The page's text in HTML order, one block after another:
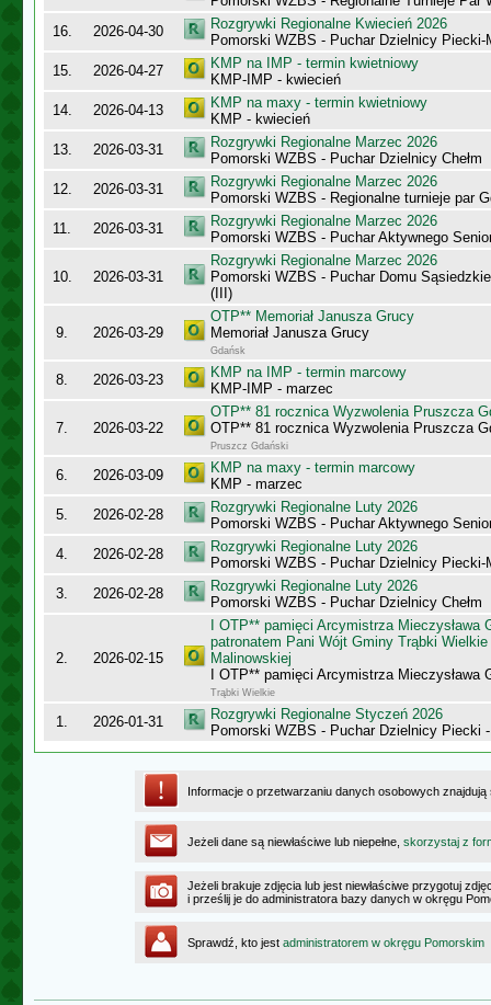
16.
2026-04-30
Rozgrywki Regionalne Kwiecień 2026
Pomorski WZBS - Puchar Dzielnicy Piecki-
15.
2026-04-27
KMP na IMP - termin kwietniowy
KMP-IMP - kwiecień
14.
2026-04-13
KMP na maxy - termin kwietniowy
KMP - kwiecień
13.
2026-03-31
Rozgrywki Regionalne Marzec 2026
Pomorski WZBS - Puchar Dzielnicy Chełm
12.
2026-03-31
Rozgrywki Regionalne Marzec 2026
Pomorski WZBS - Regionalne turnieje par
11.
2026-03-31
Rozgrywki Regionalne Marzec 2026
Pomorski WZBS - Puchar Aktywnego
10. 2026-03-31
Rozgrywki Regionalne Marzec 2026
Pomorski WZBS - Puchar Domu
(III)
9. 2026-03-29
OTP** Memoriał Janusza Grucy
Memoriał Janusza Grucy
Gdańsk
8. 2026-03-23
KMP na IMP - termin marcowy
KMP-IMP - marzec
7. 2026-03-22
OTP** 81 rocznica Wyzwolenia Pruszcza
OTP** 81 rocznica Wyzwolenia Pruszcza
Pruszcz Gdański
6. 2026-03-09
KMP na maxy - termin marcowy
KMP - marzec
5.
2026-02-28
Rozgrywki Regionalne Luty 2026
Pomorski WZBS - Puchar Aktywnego
4.
2026-02-28
Rozgrywki Regionalne Luty 2026
Pomorski WZBS - Puchar Dzielnicy Piecki-
3.
2026-02-28
Rozgrywki Regionalne Luty 2026
Pomorski WZBS - Puchar Dzielnicy Chełm
2. 2026-02-15
I OTP** pamięci Arcymistrza Mieczysława
patronatem Pani Wójt Gminy Trąbki
Malinowskiej
I OTP** pamięci Arcymistrza Mieczysława
Trąbki Wielkie
1. 2026-01-31
Rozgrywki Regionalne Styczeń 2026
Pomorski WZBS - Puchar Dzielnicy Piecki
Informacje o przetwarzaniu danych osobowych
Jeżeli dane są niewłaściwe lub niepełne, skorzystaj z
Jeżeli brakuje zdjęcia lub jest niewłaściwe przygotuj
i prześlij je do administratora bazy danych w okręgu
Sprawdź, kto jest administratorem w okręgu Pomorskim